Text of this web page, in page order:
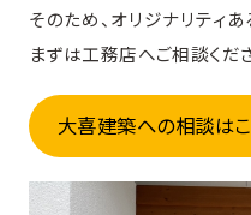
そのため、オリジナリティ
まずは工務店へご相談くだ
大喜建築への相談は